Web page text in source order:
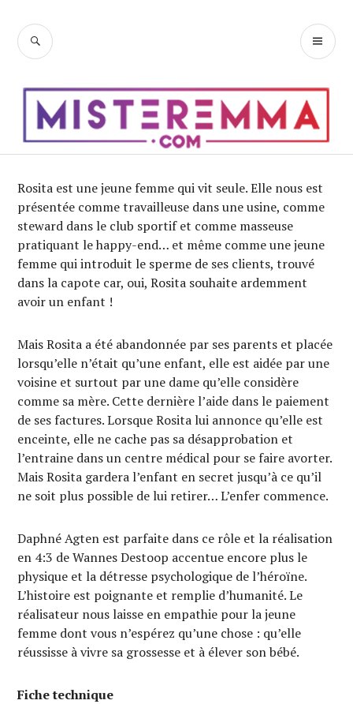
contenu
RECHERCHE
Rosita est une jeune femme qui vit seule. Elle nous est
présentée comme travailleuse dans une usine, comme
steward dans le club sportif et comme masseuse
pratiquant le happy-end… et même comme une jeune
femme qui introduit le sperme de ses clients, trouvé
dans la capote car, oui, Rosita souhaite ardemment
avoir un enfant !
Mais Rosita a été abandonnée par ses parents et placée
lorsqu’elle n’était qu’une enfant, elle est aidée par une
voisine et surtout par une dame qu’elle considère
comme sa mère. Cette dernière l’aide dans le paiement
de ses factures. Lorsque Rosita lui annonce qu’elle est
enceinte, elle ne cache pas sa désapprobation et
l’entraine dans un centre médical pour se faire avorter.
Mais Rosita gardera l’enfant en secret jusqu’à ce qu’il
ne soit plus possible de lui retirer… L’enfer commence.
Daphné Agten est parfaite dans ce rôle et la réalisation
en 4:3 de Wannes Destoop accentue encore plus le
physique et la détresse psychologique de l’héroïne.
L’histoire est poignante et remplie d’humanité. Le
réalisateur nous laisse en empathie pour la jeune
femme dont vous n’espérez qu’une chose : qu’elle
réussisse à vivre sa grossesse et à élever son bébé.
Fiche technique